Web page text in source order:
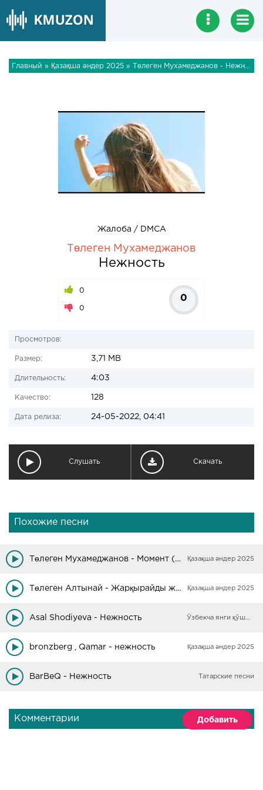
Главный » Қазақша әндер 2025 » Төлеген Мухамеджанов - Нежность
Жалоба / DMCA
Төлеген Мухамеджанов
Нежность
0
0
0
Просмотров:
Размер: 3,71 MB
Длительность: 4:03
Качество: 128
Дата релиза: 24-05-2022, 04:41
Слушать Скачать
Похожие песни
Төлеген Мухамеджанов - Момент (Пианино) Қазақша әндер 2025
Төлеген Алтынай - Жарқырайды жұлдызым Қазақша әндер 2025
Asal Shodiyeva - Нежность Ўзбекча янги қўшиқлар
bronzberg , Qamar - нежность Қазақша әндер 2025
BarBeQ - Нежность Татарские песни
Комментарии Добавить